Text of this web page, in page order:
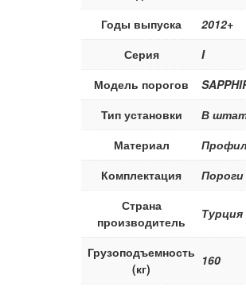
Годы выпуска
2012+
Серия
I
Модель порогов
Тип установки
В
Материал
Комплектация
Страна
производитель
Турция
Грузоподъемность
(кг)
160